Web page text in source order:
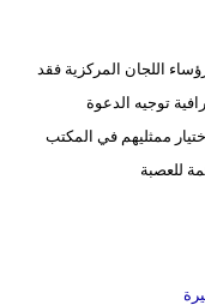
اللجان المركزية فقد
توجيه الدعوة
ممثليهم في المكتب
للعصبة